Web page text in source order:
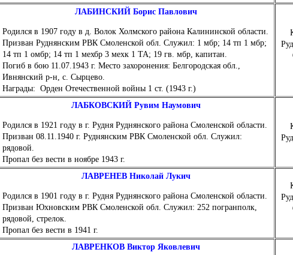
ЛАБИНСКИЙ Борис Павлович
Родился в 1907 году в д. Волок Холмского района Калининской области.
Призван Руднянским РВК Смоленской обл. Служил: 1 мбр; 14 тп 1 мбр;
14 тп 1 омбр; 14 тп 1 мехбр 3 мехк 1 ТА; 19 гв. мбр, капитан.
Погиб в бою 11.07.1943 г. Место захоронения: Белгородская обл.,
Ивнянский р-н, с. Сырцево.
Награды: Орден Отечественной войны 1 ст. (1943 г.)
ЛАБКОВСКИЙ Рувим Наумович
Родился в 1921 году в г. Рудня Руднянского района Смоленской области.
Призван 08.11.1940 г. Руднянским РВК Смоленской обл. Служил:
рядовой.
Пропал без вести в ноябре 1943 г.
ЛАВРЕНЕВ Николай Лукич
Родился в 1901 году в г. Рудня Руднянского района Смоленской области.
Призван Юхновским РВК Смоленской обл. Служил: 252 погранполк,
рядовой, стрелок.
Пропал без вести в 1941 г.
ЛАВРЕНКОВ Виктор Яковлевич